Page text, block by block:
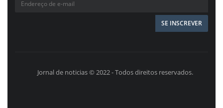
Jornal de noticias © 2022 - Todos direitos reservados.